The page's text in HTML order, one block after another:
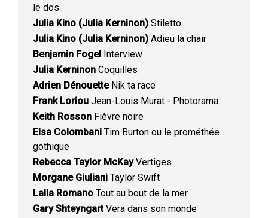
le dos
Julia Kino (Julia Kerninon) Stiletto
Julia Kino (Julia Kerninon) Adieu la chair
Benjamin Fogel Interview
Julia Kerninon Coquilles
Adrien DénouetteNik ta race
Frank Loriou Jean-Louis Murat - Photorama
Keith Rosson Fièvre noire
Elsa Colombani Tim Burton ou le prométhée
gothique
Rebecca Taylor McKayVertiges
Morgane Giuliani Taylor Swift
Lalla Romano Tout au bout de la mer
Gary ShteyngartVera dans son monde